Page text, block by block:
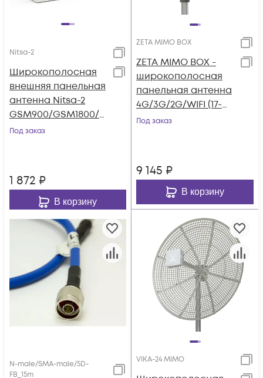
Nitsa-2
Широкополосная
внешняя панельная
антенна Nitsa-2
GSM900/GSM1800/U
MTS900/UMTS2100
Под заказ
1 872 ₽
В корзину
ZETA MIMO BOX
ZETA MIMO BOX -
широкополосная
панельная антенна
4G/3G/2G/WIFI (17-
20dBi) с
Под заказ
9 145 ₽
В корзину
N-male/SMA-male/5D-
FB_15m
VIKA-24 MIMO